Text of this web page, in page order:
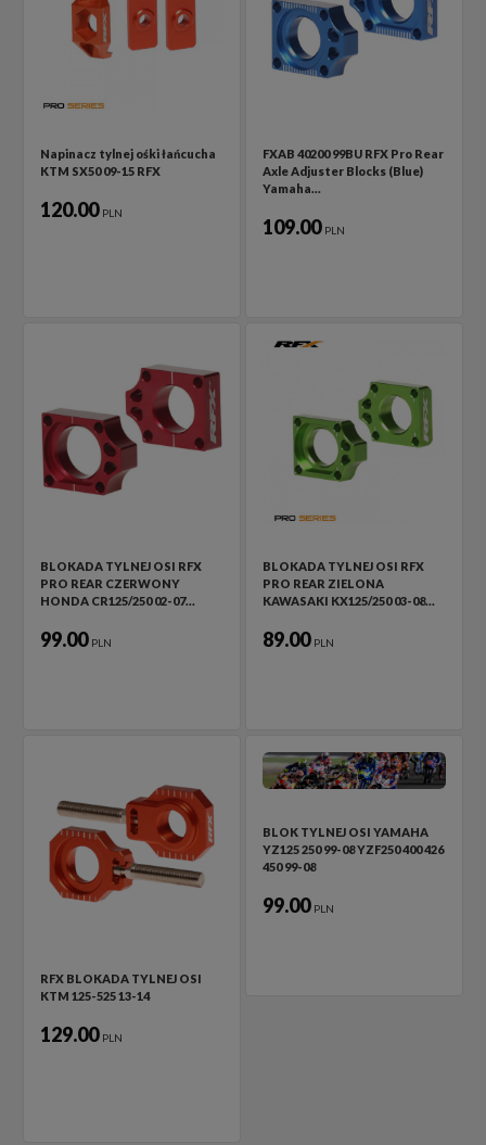
Napinacz tylnej ośki łańcucha
KTM SX50 09-15 RFX
120.00 PLN
FXAB 40200 99BU RFX Pro Rear
Axle Adjuster Blocks (Blue)
Yamaha…
109.00 PLN
BLOKADA TYLNEJ OSI RFX
PRO REAR CZERWONY
HONDA CR125/250 02-07…
99.00 PLN
BLOKADA TYLNEJ OSI RFX
PRO REAR ZIELONA
KAWASAKI KX125/250 03-08…
89.00 PLN
RFX BLOKADA TYLNEJ OSI
KTM 125-525 13-14
129.00 PLN
BLOK TYLNEJ OSI YAMAHA
YZ125 250 99-08 YZF250 400 426
450 99-08
99.00 PLN